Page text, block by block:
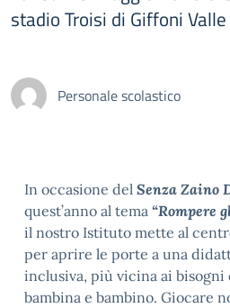
stadio Troisi di Giffoni
Personale scolastico
In occasione del Senza Zaino
quest’anno al tema “Rompere
il nostro Istituto mette al
per aprire le porte a una
inclusiva, più vicina ai bisogni
bambina e bambino. Giocare